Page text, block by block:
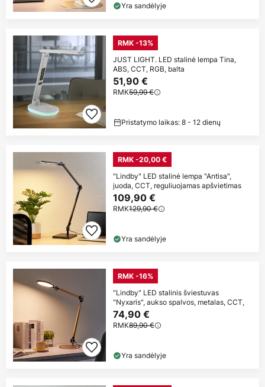
Yra sandėlyje
RMK -13%
JUST LIGHT. LED stalinė lempa Tina,
ABS, CCT, RGB, balta
51,90 €
RMK59,99 €
Pristatymo laikas: 8 - 12 dienų
RMK -20,00 €
"Lindby" LED stalinė lempa "Antisa",
juoda, CCT, reguliuojamas apšvietimas
109,90 €
RMK129,90 €
Yra sandėlyje
RMK -16%
"Lindby" LED stalinis šviestuvas
"Nyxaris", aukso spalvos, metalas, CCT,
74,90 €
RMK89,90 €
Yra sandėlyje